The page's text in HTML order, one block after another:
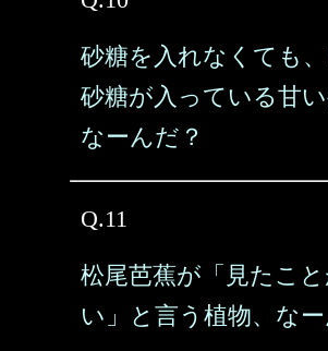
砂糖を入れなくても
砂糖が入っている甘い
なーんだ？
Q.11
松尾芭蕉が「見たこ
い」と言う植物、なー